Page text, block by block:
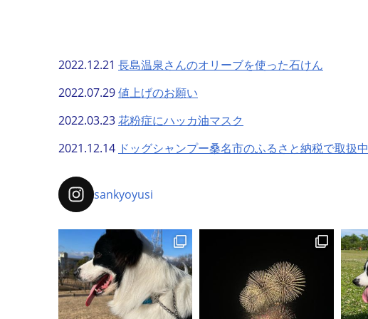
2022.12.21 長島温泉さんのオリーブを使った石けん
2022.07.29値上げのお願い
2022.03.23花粉症にハッカ油マスク
2021.12.14 ドッグシャンプー桑名市のふるさと納税で取扱中
sankyoyusi